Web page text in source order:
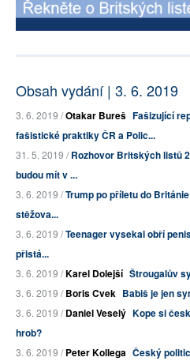
Obsah vydání | 3. 6. 2019
3. 6. 2019 /Otakar Bureš Fašizující
fašistické praktiky ČR a Polic...
31. 5. 2019 /Rozhovor Britských listů
budou mít v ...
3. 6. 2019 /Trump po příletu do
stěžova...
3. 6. 2019 /Teenager vysekal obří
přistá...
3. 6. 2019 /Karel Dolejší Štrougalův
3. 6. 2019 /Boris Cvek Babiš je jen
3. 6. 2019 /Daniel Veselý Kope si
hrob?
3. 6. 2019 /Peter Kollega Český